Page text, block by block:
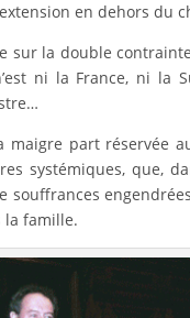
en dehors du
sur la double
ni la France, ni la
maigre part réservée
systémiques, que,
souffrances
la famille.